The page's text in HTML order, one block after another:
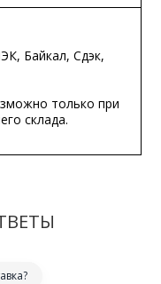
Байкал, Сдэк,
только при
склада.